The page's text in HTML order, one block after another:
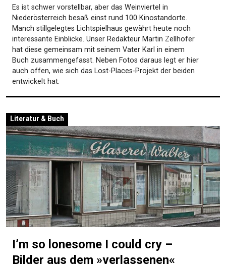
Es ist schwer vorstellbar, aber das Weinviertel in
Niederösterreich besaß einst rund 100 Kinostandorte.
Manch stillgelegtes Lichtspielhaus gewährt heute noch
interessante Einblicke. Unser Redakteur Martin Zellhofer
hat diese gemeinsam mit seinem Vater Karl in einem
Buch zusammengefasst. Neben Fotos daraus legt er hier
auch offen, wie sich das Lost-Places-Projekt der beiden
entwickelt hat.
Literatur & Buch
I’m so lonesome I could cry –
Bilder aus dem »verlassenen«